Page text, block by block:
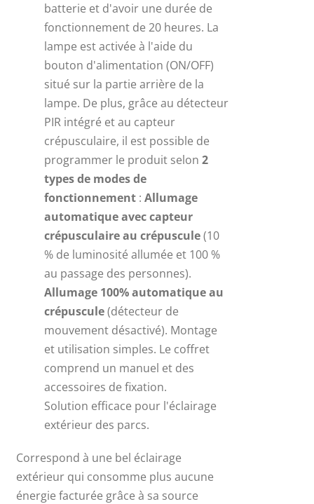
batterie et d'avoir une durée de
fonctionnement de 20 heures. La
lampe est activée à l'aide du
bouton d'alimentation (ON/OFF)
situé sur la partie arrière de la
lampe. De plus, grâce au détecteur
PIR intégré et au capteur
crépusculaire, il est possible de
programmer le produit selon2
types de modes de
fonctionnement :Allumage
automatique avec capteur
crépusculaire au crépuscule(10
% de luminosité allumée et 100 %
au passage des personnes).
Allumage 100% automatique au
crépuscule(détecteur de
mouvement désactivé). Montage
et utilisation simples. Le coffret
comprend un manuel et des
accessoires de fixation.
Solution efficace pour l'éclairage
extérieur des parcs.
Correspond à une bel éclairage
extérieur qui consomme plus aucune
énergie facturée grâce à sa source